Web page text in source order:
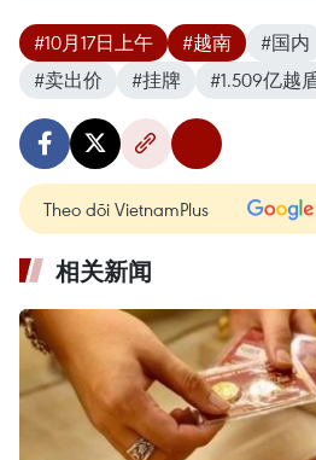
#10月17日上午 #越南 #国内
#卖出价
#挂牌 #1.509亿越
Theo dõi VietnamPlus
相关新闻